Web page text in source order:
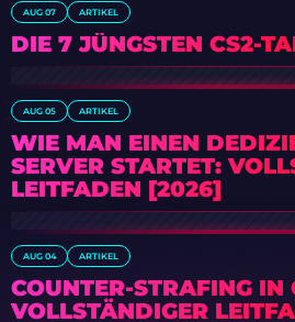
AUG 07 ARTIKEL
DIE 7 JÜNGSTEN CS2-
AUG 05 ARTIKEL
WIE MAN EINEN
SERVER STARTET:
LEITFADEN [2026]
AUG 04 ARTIKEL
COUNTER-STRAFING IN
VOLLSTÄNDIGER